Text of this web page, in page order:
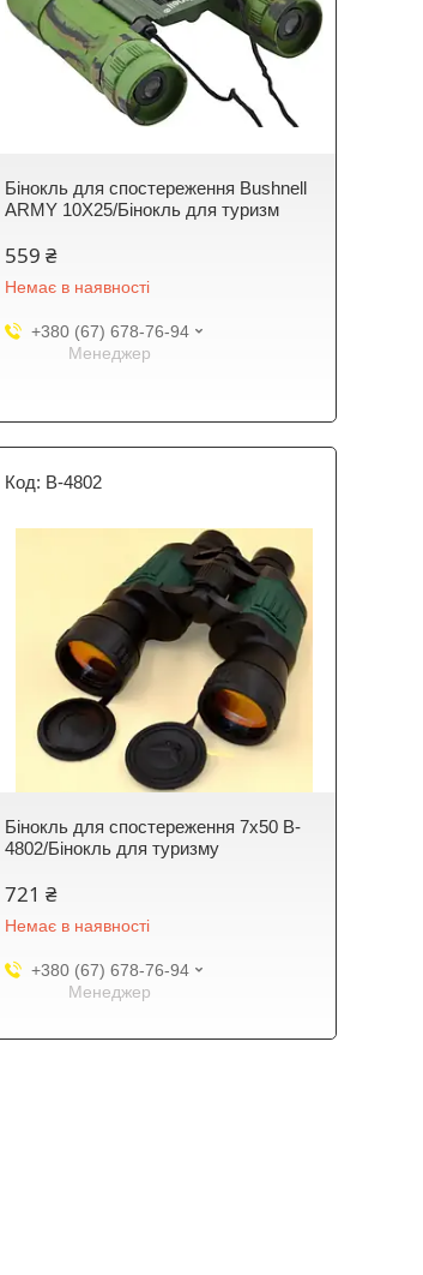
Бінокль для спостереження Bushnell
ARMY 10X25/Бінокль для туризм
559 ₴
Немає в наявності
+380 (67) 678-76-94
Менеджер
B-4802
Бінокль для спостереження 7х50 B-
4802/Бінокль для туризму
721 ₴
Немає в наявності
+380 (67) 678-76-94
Менеджер